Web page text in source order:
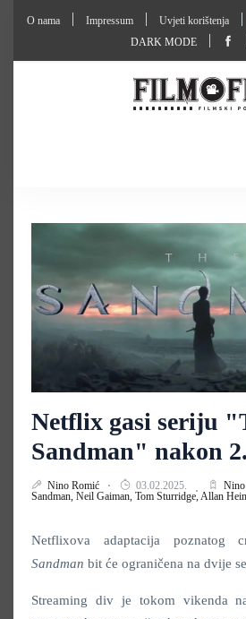
O nama Impressum Uvjeti korištenja
DARK MODE
Netflix gasi seriju
Sandman" nakon
Nino Romić 03.02.2025.
Sandman, Neil Gaiman, Tom Sturridge,Allan
Netflixova adaptacija poznatog
Sandman bit će ograničena na dvije
Streaming div je tokom vikenda